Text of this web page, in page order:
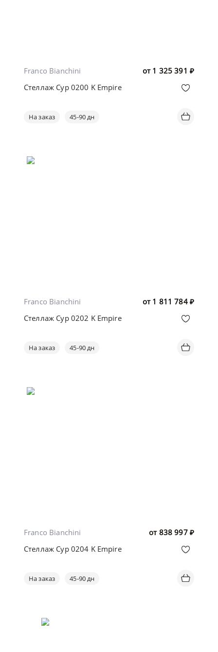
от 1 325 391 ₽
Franco Bianchini
Стеллаж Cyp 0200 K Empire
На заказ 45-90 дн
от 1 811 784 ₽
Franco Bianchini
Стеллаж Cyp 0202 K Empire
На заказ 45-90 дн
от 838 997 ₽
Franco Bianchini
Стеллаж Cyp 0204 K Empire
На заказ 45-90 дн